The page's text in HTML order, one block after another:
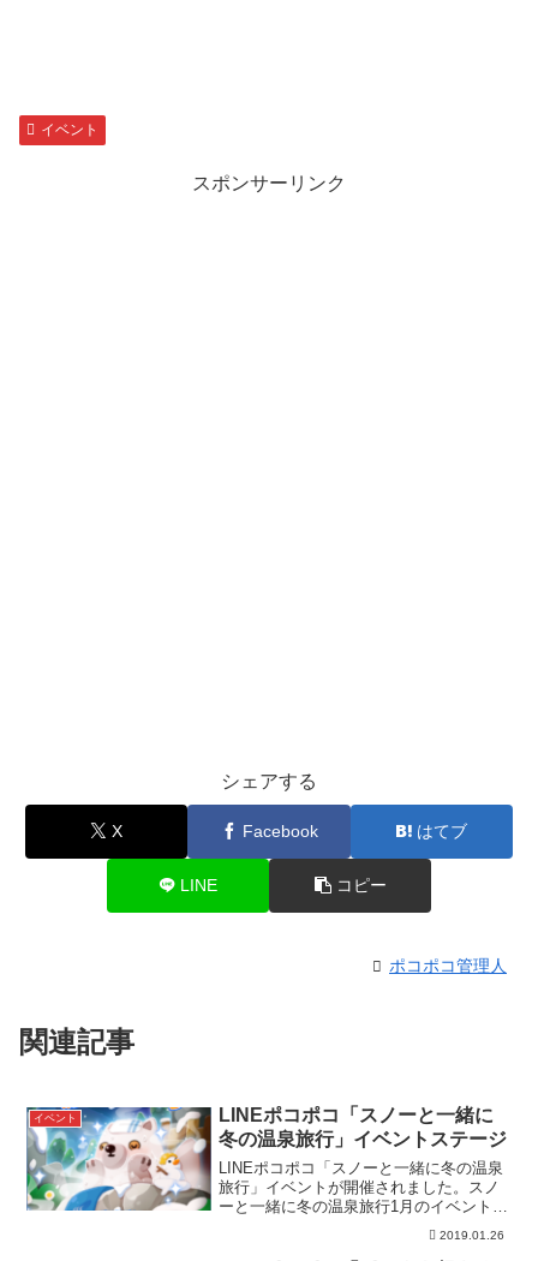
イベント
スポンサーリンク
シェアする
X Facebook はてブ
LINE コピー
ポコポコ管理人
関連記事
イベント
LINEポコポコ「スノーと一緒に
冬の温泉旅行」イベントステージ
LINEポコポコ「スノーと一緒に冬の温泉
旅行」イベントが開催されました。スノ
ーと一緒に冬の温泉旅行1月のイベントス
テージ2019年1月24日～1月31日11：00ま
でイベント期間中、湯桶が現れているス
2019.01.26